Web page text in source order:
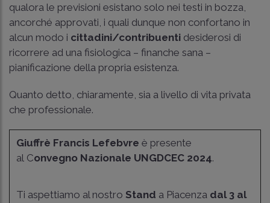
qualora le previsioni esistano solo nei testi in bozza,
ancorché approvati, i quali dunque non confortano in
alcun modo i cittadini/contribuenti desiderosi di
ricorrere ad una fisiologica – finanche sana –
pianificazione della propria esistenza.
Quanto detto, chiaramente, sia a livello di vita privata
che professionale.
Giuffrè Francis Lefebvre è presente
al Convegno Nazionale UNGDCEC 2024.
Ti aspettiamo al nostro Stand a Piacenza dal 3 al